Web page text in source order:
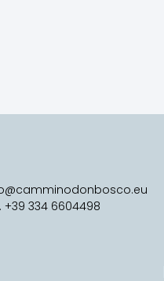
+39 334 6604498